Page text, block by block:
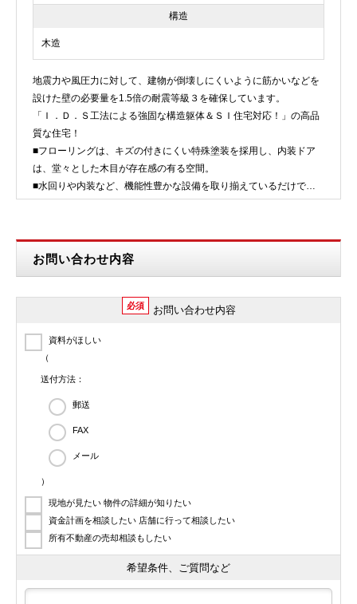
構造
木造
地震力や風圧力に対して、建物が倒壊しにくいように筋かいなどを
設けた壁の必要量を1.5倍の耐震等級３を確保しています。
「Ｉ．Ｄ．Ｓ工法による強固な構造躯体＆ＳＩ住宅対応！」の高品
質な住宅！
■フローリングは、キズの付きにくい特殊塗装を採用し、内装ドア
は、堂々とした木目が存在感の有る空間。
■水回りや内装など、機能性豊かな設備を取り揃えているだけでな
お問い合わせ内容
必須 お問い合わせ内容
資料がほしい
（
送付方法：
郵送
FAX
メール
）
現地が見たい 物件の詳細が知りたい
資金計画を相談したい 店舗に行って相談したい
所有不動産の売却相談もしたい
希望条件、ご質問など